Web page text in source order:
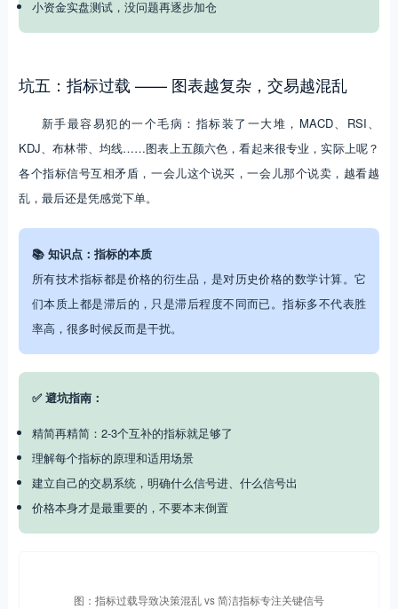
小资金实盘测试，没问题再逐步加仓
坑五：指标过载 —— 图表越复杂，交易越混乱
新手最容易犯的一个毛病：指标装了一大堆，MACD、RSI、
KDJ、布林带、均线……图表上五颜六色，看起来很专业，实际上呢？
各个指标信号互相矛盾，一会儿这个说买，一会儿那个说卖，越看越
乱，最后还是凭感觉下单。
📚 知识点：指标的本质
所有技术指标都是价格的衍生品，是对历史价格的数学计算。它
们本质上都是滞后的，只是滞后程度不同而已。指标多不代表胜
率高，很多时候反而是干扰。
✅ 避坑指南：
精简再精简：2-3个互补的指标就足够了
理解每个指标的原理和适用场景
建立自己的交易系统，明确什么信号进、什么信号出
价格本身才是最重要的，不要本末倒置
图：指标过载导致决策混乱 vs 简洁指标专注关键信号